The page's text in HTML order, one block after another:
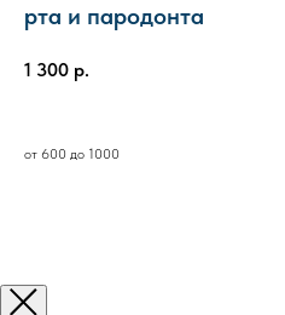
рта и пародонта
1 300 р.
от 600 до 1000